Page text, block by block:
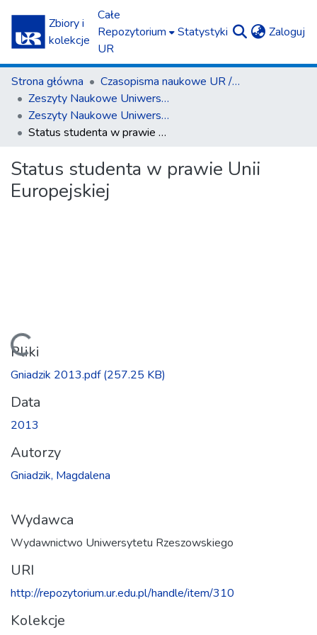
Zbiory i
kolekcje
Całe
Repozytorium
UR
Statystyki Zaloguj
Strona główna
Czasopisma naukowe UR / Scientific Journals
Zeszyty Naukowe Uniwersytetu Rzeszowskiego. Seria Prawnicza. Prawo
Zeszyty Naukowe Uniwersytetu Rzeszowskiego. Seria Prawnicza. Prawo 13 (2013)
Status studenta w prawie Unii Europejskiej
Status studenta w prawie Unii
Europejskiej
Ładowanie...
Pliki
Gniadzik 2013.pdf(257.25 KB)
Data
2013
Autorzy
Gniadzik, Magdalena
Wydawca
Wydawnictwo Uniwersytetu Rzeszowskiego
URI
http://repozytorium.ur.edu.pl/handle/item/310
Kolekcje